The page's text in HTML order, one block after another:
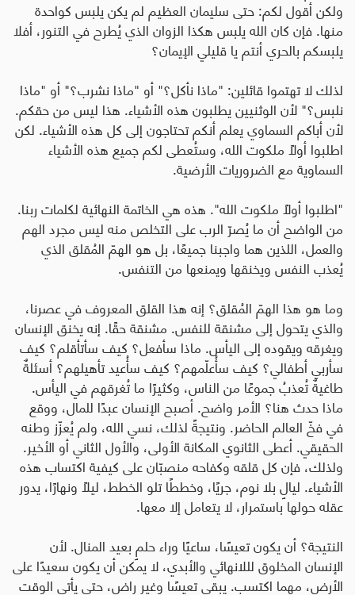
ولكن أقول لكم: حتى سليمان العظيم لم يكن يلبس كواحدة
منها. فإن كان الله يلبس هكذا الزوان الذي يُطرح في التنور، أفلا
يلبسكم بالحري أنتم يا قليلي الإيمان؟
لذلك لا تهتموا قائلين: "ماذا نأكل؟" أو "ماذا نشرب؟" أو "ماذا
نلبس؟" لأن الوثنيين يطلبون هذه الأشياء. هذا ليس من حقكم.
لأن أباكم السماوي يعلم أنكم تحتاجون إلى كل هذه الأشياء. لكن
اطلبوا أولاً ملكوت الله، وستُعطى لكم جميع هذه الأشياء
السماوية مع الضروريات الأرضية.
"اطلبوا أولاً ملكوت الله". هذه هي الخاتمة النهائية لكلمات ربنا.
من الواضح أن ما يُصرّ الرب على التخلص منه ليس مجرد الهم
والعمل، اللذين هما واجبنا جميعًا، بل هو الهمّ المُقلق الذي
يُعذب النفس ويخنقها ويمنعها من التنفس.
وما هو هذا الهمّ المُقلق؟ إنه هذا القلق المعروف في عصرنا،
والذي يتحول إلى مشنقة للنفس. مشنقة حقًا. إنه يخنق الإنسان
ويغرقه ويقوده إلى اليأس. ماذا سأفعل؟ كيف سأتأقلم؟ كيف
سأربي أطفالي؟ كيف سأُعلّمهم؟ كيف سأُعيد تأهيلهم؟ أسئلةٌ
طاغيةٌ تُعذبُ جموعًا من الناس، وكثيرًا ما تُغرقهم في اليأس.
ماذا حدث هنا؟ الأمر واضح. أصبح الإنسان عبدًا للمال، ووقع
في فخّ العالم الحاضر. ونتيجةً لذلك، نسي الله، ولم يُعزّز وطنه
الحقيقي. أعطى الثانوي المكانة الأولى، والأول الثاني أو الأخير.
ولذلك، فإن كل قلقه وكفاحه منصبّان على كيفية اكتساب هذه
الأشياء. ليالٍ بلا نوم، جريًا، وخططًا تلو الخطط، ليلًا ونهارًا، يدور
عقله حولها باستمرار، لا يتعامل إلا معها.
النتيجة؟ أن يكون تعيسًا، ساعيًا وراء حلمٍ بعيد المنال. لأن
الإنسان المخلوق لللانهائي والأبدي، لا يمكن أن يكون سعيدًا على
الأرض، مهما اكتسب. يبقى تعيسًا وغير راضٍ، حتى يأتي الوقت